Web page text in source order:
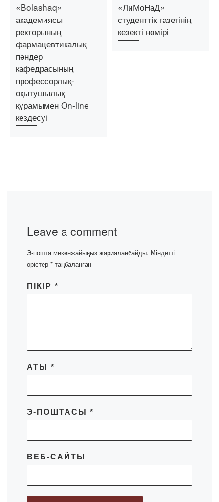
«Bolashaq»
академиясы
ректорының
фармацевтикалық
пәндер
кафедрасының
профессорлық-
оқытушылық
құрамымен On-line
кездесуі
«ЛиМоНаД»
студенттік газетінің
кезекті нөмірі
Leave a comment
Э-пошта мекенжайыңыз жарияланбайды. Міндетті
өрістер * таңбаланған
ПІКІР *
АТЫ *
Э-ПОШТАСЫ *
ВЕБ-САЙТЫ